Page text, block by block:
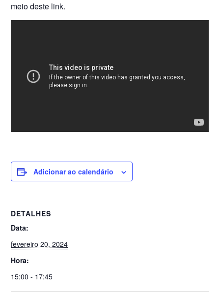
meio deste link.
Adicionar ao calendário
DETALHES
Data:
fevereiro 20, 2024
Hora:
15:00 - 17:45